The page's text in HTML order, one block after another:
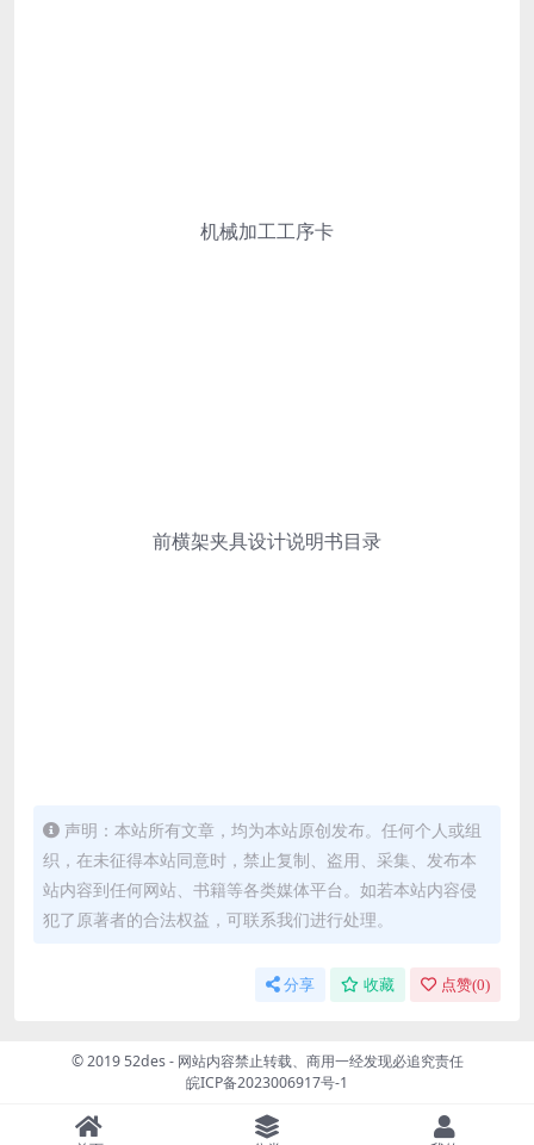
机械加工工序卡
前横架夹具设计说明书目录
声明：本站所有文章，均为本站原创发布。任何个人或组
织，在未征得本站同意时，禁止复制、盗用、采集、发布本
站内容到任何网站、书籍等各类媒体平台。如若本站内容侵
犯了原著者的合法权益，可联系我们进行处理。
分享 收藏 点赞(0)
© 2019 52des - 网站内容禁止转载、商用一经发现必追究责任
皖ICP备2023006917号-1